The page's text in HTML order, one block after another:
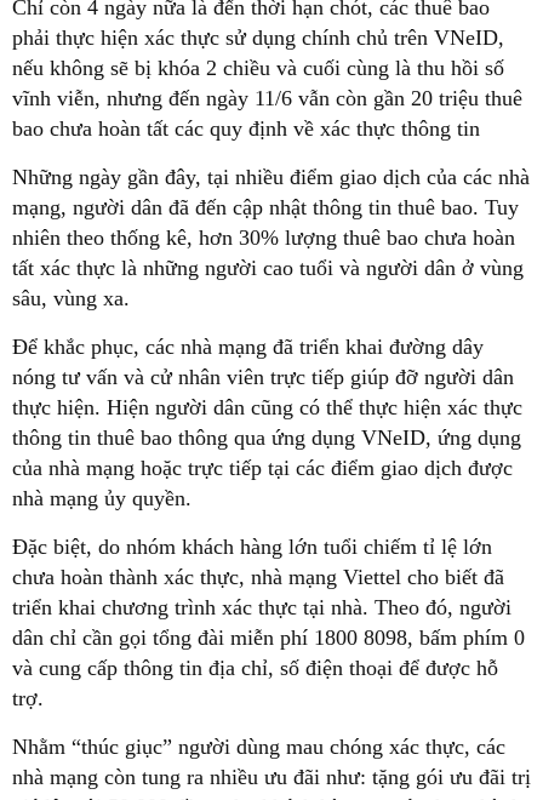
Chỉ còn 4 ngày nữa là đến thời hạn chót, các thuê bao
phải thực hiện xác thực sử dụng chính chủ trên VNeID,
nếu không sẽ bị khóa 2 chiều và cuối cùng là thu hồi số
vĩnh viễn, nhưng đến ngày 11/6 vẫn còn gần 20 triệu thuê
bao chưa hoàn tất các quy định về xác thực thông tin
Những ngày gần đây, tại nhiều điểm giao dịch của các nhà
mạng, người dân đã đến cập nhật thông tin thuê bao. Tuy
nhiên theo thống kê, hơn 30% lượng thuê bao chưa hoàn
tất xác thực là những người cao tuổi và người dân ở vùng
sâu, vùng xa.
Để khắc phục, các nhà mạng đã triển khai đường dây
nóng tư vấn và cử nhân viên trực tiếp giúp đỡ người dân
thực hiện. Hiện người dân cũng có thể thực hiện xác thực
thông tin thuê bao thông qua ứng dụng VNeID, ứng dụng
của nhà mạng hoặc trực tiếp tại các điểm giao dịch được
nhà mạng ủy quyền.
Đặc biệt, do nhóm khách hàng lớn tuổi chiếm tỉ lệ lớn
chưa hoàn thành xác thực, nhà mạng Viettel cho biết đã
triển khai chương trình xác thực tại nhà. Theo đó, người
dân chỉ cần gọi tổng đài miễn phí 1800 8098, bấm phím 0
và cung cấp thông tin địa chỉ, số điện thoại để được hỗ
trợ.
Nhằm “thúc giục” người dùng mau chóng xác thực, các
nhà mạng còn tung ra nhiều ưu đãi như: tặng gói ưu đãi trị